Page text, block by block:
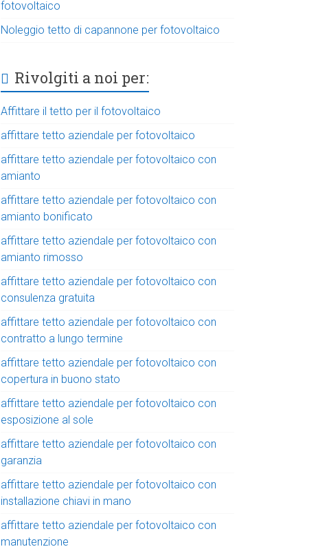
fotovoltaico
Noleggio tetto di capannone per fotovoltaico
Rivolgiti a noi per:
Affittare il tetto per il fotovoltaico
affittare tetto aziendale per fotovoltaico
affittare tetto aziendale per fotovoltaico con
amianto
affittare tetto aziendale per fotovoltaico con
amianto bonificato
affittare tetto aziendale per fotovoltaico con
amianto rimosso
affittare tetto aziendale per fotovoltaico con
consulenza gratuita
affittare tetto aziendale per fotovoltaico con
contratto a lungo termine
affittare tetto aziendale per fotovoltaico con
copertura in buono stato
affittare tetto aziendale per fotovoltaico con
esposizione al sole
affittare tetto aziendale per fotovoltaico con
garanzia
affittare tetto aziendale per fotovoltaico con
installazione chiavi in mano
affittare tetto aziendale per fotovoltaico con
manutenzione